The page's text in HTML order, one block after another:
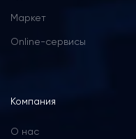
Маркет
Online-сервисы
Компания
О нас